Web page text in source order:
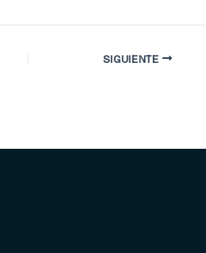
SIGUIENTE